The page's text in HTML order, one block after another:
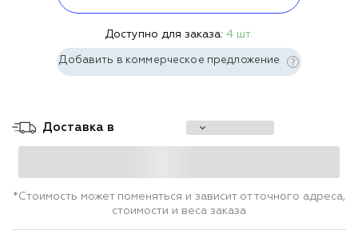
Доступно для заказа:4 шт.
Добавить в коммерческое предложение
Доставка в
*Стоимость может поменяться и зависит от точного адреса,
стоимости и веса заказа